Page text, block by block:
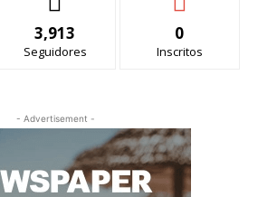
3,913
Seguidores
0
Inscritos
- Advertisement -